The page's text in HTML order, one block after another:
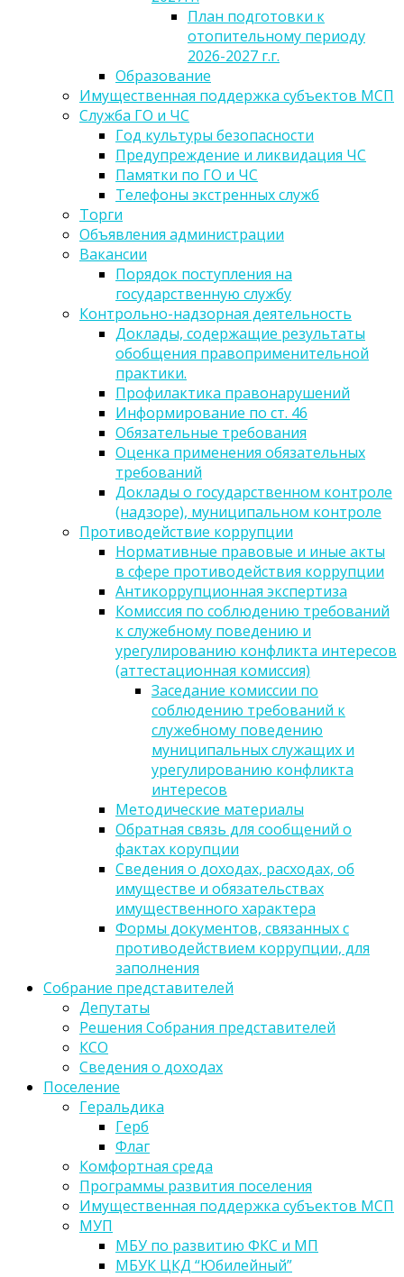
План подготовки к
отопительному периоду
2026-2027 г.г.
Образование
Имущественная поддержка субъектов МСП
Служба ГО и ЧС
Год культуры безопасности
Предупреждение и ликвидация ЧС
Памятки по ГО и ЧС
Телефоны экстренных служб
Торги
Объявления администрации
Вакансии
Порядок поступления на
государственную службу
Контрольно-надзорная деятельность
Доклады, содержащие результаты
обобщения правоприменительной
практики.
Профилактика правонарушений
Информирование по ст. 46
Обязательные требования
Оценка применения обязательных
требований
Доклады о государственном контроле
(надзоре), муниципальном контроле
Противодействие коррупции
Нормативные правовые и иные акты
в сфере противодействия коррупции
Антикоррупционная экспертиза
Комиссия по соблюдению требований
к служебному поведению и
урегулированию конфликта интересов
(аттестационная комиссия)
Заседание комиссии по
соблюдению требований к
служебному поведению
муниципальных служащих и
урегулированию конфликта
интересов
Методические материалы
Обратная связь для сообщений о
фактах корупции
Сведения о доходах, расходах, об
имуществе и обязательствах
имущественного характера
Формы документов, связанных с
противодействием коррупции, для
заполнения
Собрание представителей
Депутаты
Решения Собрания представителей
КСО
Сведения о доходах
Поселение
Геральдика
Герб
Флаг
Комфортная среда
Программы развития поселения
Имущественная поддержка субъектов МСП
МУП
МБУ по развитию ФКС и МП
МБУК ЦКД “Юбилейный”